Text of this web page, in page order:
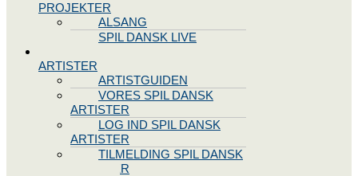
PROJEKTER
ALSANG
SPIL DANSK LIVE
ARTISTER
ARTISTGUIDEN
VORES SPIL DANSK
ARTISTER
LOG IND SPIL DANSK
ARTISTER
TILMELDING SPIL DANSK
ARTISTER